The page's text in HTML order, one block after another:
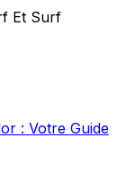
Et Surf
: Votre Guide